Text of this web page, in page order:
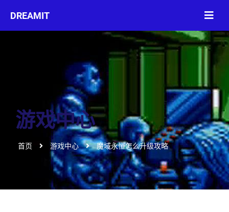
游戏中心
首页 游戏中心 魔域永恒怎么升级攻略